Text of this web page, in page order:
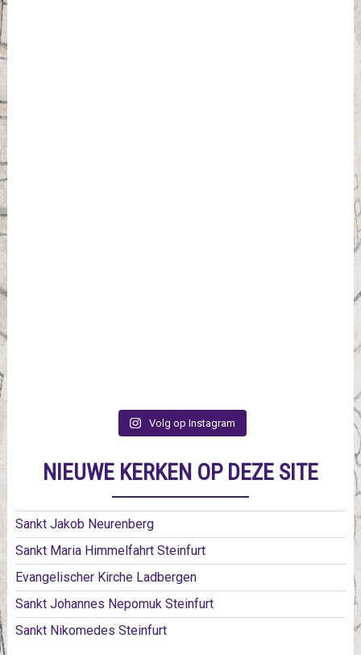
Volg op Instagram
NIEUWE KERKEN OP DEZE SITE
Sankt Jakob Neurenberg
Sankt Maria Himmelfahrt Steinfurt
Evangelischer Kirche Ladbergen
Sankt Johannes Nepomuk Steinfurt
Sankt Nikomedes Steinfurt